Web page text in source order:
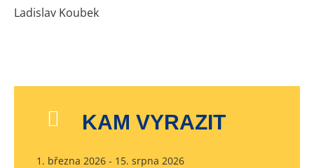
Ladislav Koubek
KAM VYRAZIT
1. března 2026 - 15. srpna 2026